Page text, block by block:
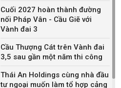
Cuối 2027 hoàn thành đường
nối Pháp Vân - Cầu Giẽ với
Vành đai 3
Cầu Thượng Cát trên Vành đai
3,5 sau gần một năm thi công
Thái An Holdings cùng nhà đầu
tư ngoại muốn làm tổ hợp cảng